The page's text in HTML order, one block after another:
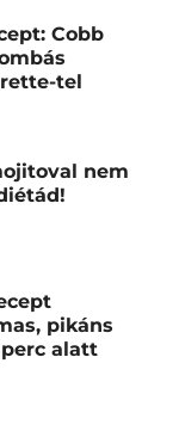
Cobb
tel
nem
pikáns
alatt